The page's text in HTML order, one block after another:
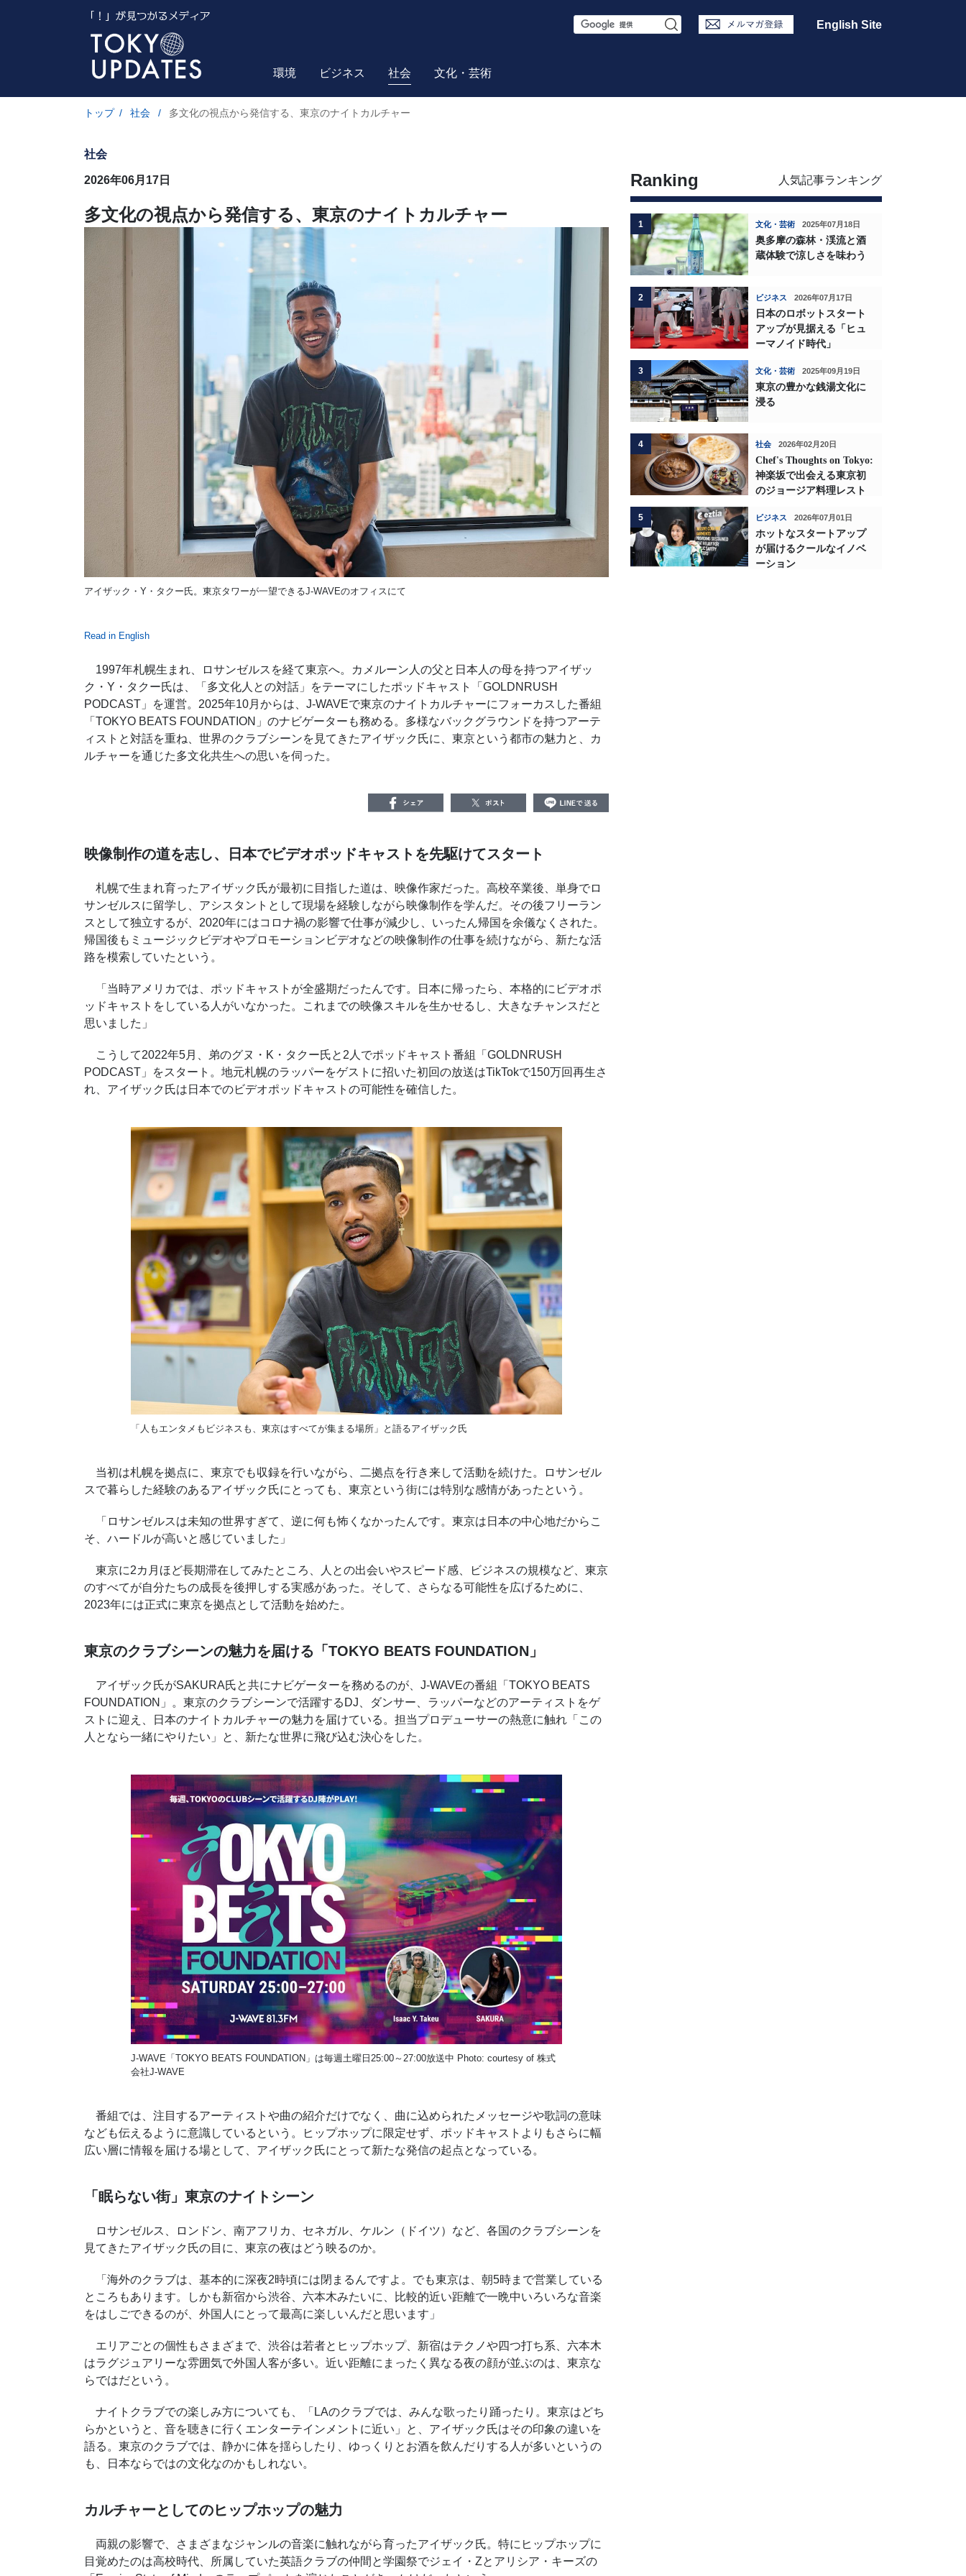
S
r
English Site
環境 ビジネス 社会 文化・芸術
トップ / 社会 / 多文化の視点から発信する、東京のナイトカルチャー
社会
2026年06月17日
多文化の視点から発信する、東京のナイトカルチャー
アイザック・Y・タクー氏。東京タワーが一望できるJ-WAVEのオフィスにて
Read in English
1997年札幌生まれ、ロサンゼルスを経て東京へ。カメルーン人の父と日本人の母を持つアイザッ
ク・Y・タクー氏は、「多文化人との対話」をテーマにしたポッドキャスト「GOLDNRUSH
PODCAST」を運営。2025年10月からは、J-WAVEで東京のナイトカルチャーにフォーカスした番組
「TOKYO BEATS FOUNDATION」のナビゲーターも務める。多様なバックグラウンドを持つアーテ
ィストと対話を重ね、世界のクラブシーンを見てきたアイザック氏に、東京という都市の魅力と、カ
ルチャーを通じた多文化共生への思いを伺った。
映像制作の道を志し、日本でビデオポッドキャストを先駆けてスタート
札幌で生まれ育ったアイザック氏が最初に目指した道は、映像作家だった。高校卒業後、単身でロ
サンゼルスに留学し、アシスタントとして現場を経験しながら映像制作を学んだ。その後フリーラン
スとして独立するが、2020年にはコロナ禍の影響で仕事が減少し、いったん帰国を余儀なくされた。
帰国後もミュージックビデオやプロモーションビデオなどの映像制作の仕事を続けながら、新たな活
路を模索していたという。
「当時アメリカでは、ポッドキャストが全盛期だったんです。日本に帰ったら、本格的にビデオポ
ッドキャストをしている人がいなかった。これまでの映像スキルを生かせるし、大きなチャンスだと
思いました」
こうして2022年5月、弟のグヌ・K・タクー氏と2人でポッドキャスト番組「GOLDNRUSH
PODCAST」をスタート。地元札幌のラッパーをゲストに招いた初回の放送はTikTokで150万回再生さ
れ、アイザック氏は日本でのビデオポッドキャストの可能性を確信した。
「人もエンタメもビジネスも、東京はすべてが集まる場所」と語るアイザック氏
当初は札幌を拠点に、東京でも収録を行いながら、二拠点を行き来して活動を続けた。ロサンゼル
スで暮らした経験のあるアイザック氏にとっても、東京という街には特別な感情があったという。
「ロサンゼルスは未知の世界すぎて、逆に何も怖くなかったんです。東京は日本の中心地だからこ
そ、ハードルが高いと感じていました」
東京に2カ月ほど長期滞在してみたところ、人との出会いやスピード感、ビジネスの規模など、東京
のすべてが自分たちの成長を後押しする実感があった。そして、さらなる可能性を広げるために、
2023年には正式に東京を拠点として活動を始めた。
東京のクラブシーンの魅力を届ける「TOKYO BEATS FOUNDATION」
アイザック氏がSAKURA氏と共にナビゲーターを務めるのが、J-WAVEの番組「TOKYO BEATS
FOUNDATION」。東京のクラブシーンで活躍するDJ、ダンサー、ラッパーなどのアーティストをゲ
ストに迎え、日本のナイトカルチャーの魅力を届けている。担当プロデューサーの熱意に触れ「この
人となら一緒にやりたい」と、新たな世界に飛び込む決心をした。
J-WAVE「TOKYO BEATS FOUNDATION」は毎週土曜日25:00～27:00放送中 Photo: courtesy of 株式
会社J-WAVE
番組では、注目するアーティストや曲の紹介だけでなく、曲に込められたメッセージや歌詞の意味
なども伝えるように意識しているという。ヒップホップに限定せず、ポッドキャストよりもさらに幅
広い層に情報を届ける場として、アイザック氏にとって新たな発信の起点となっている。
「眠らない街」東京のナイトシーン
ロサンゼルス、ロンドン、南アフリカ、セネガル、ケルン（ドイツ）など、各国のクラブシーンを
見てきたアイザック氏の目に、東京の夜はどう映るのか。
「海外のクラブは、基本的に深夜2時頃には閉まるんですよ。でも東京は、朝5時まで営業している
ところもあります。しかも新宿から渋谷、六本木みたいに、比較的近い距離で一晩中いろいろな音楽
をはしごできるのが、外国人にとって最高に楽しいんだと思います」
エリアごとの個性もさまざまで、渋谷は若者とヒップホップ、新宿はテクノや四つ打ち系、六本木
はラグジュアリーな雰囲気で外国人客が多い。近い距離にまったく異なる夜の顔が並ぶのは、東京な
らではだという。
ナイトクラブでの楽しみ方についても、「LAのクラブでは、みんな歌ったり踊ったり。東京はどち
らかというと、音を聴きに行くエンターテインメントに近い」と、アイザック氏はその印象の違いを
語る。東京のクラブでは、静かに体を揺らしたり、ゆっくりとお酒を飲んだりする人が多いというの
も、日本ならではの文化なのかもしれない。
カルチャーとしてのヒップホップの魅力
両親の影響で、さまざまなジャンルの音楽に触れながら育ったアイザック氏。特にヒップホップに
目覚めたのは高校時代、所属していた英語クラブの仲間と学園祭でジェイ・Zとアリシア・キーズの
Ranking 人気記事ランキング
1 文化・芸術 2025年07月18日
奥多摩の森林・渓流と酒
蔵体験で涼しさを味わう
2 ビジネス 2026年07月17日
日本のロボットスタート
アップが見据える「ヒュ
ーマノイド時代」
3 文化・芸術 2025年09月19日
東京の豊かな銭湯文化に
浸る
4 社会 2026年02月20日
Chef's Thoughts on Tokyo:
神楽坂で出会える東京初
のジョージア料理レスト
5 ビジネス 2026年07月01日
ホットなスタートアップ
が届けるクールなイノベ
ーション